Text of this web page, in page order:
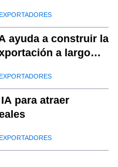
ayuda a construir la
a largo
para atraer